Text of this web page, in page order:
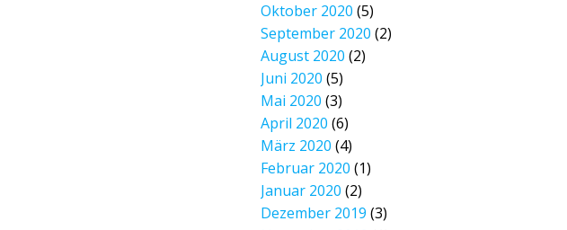
Oktober 2020 (5)
September 2020 (2)
August 2020 (2)
Juni 2020 (5)
Mai 2020 (3)
April 2020 (6)
März 2020 (4)
Februar 2020 (1)
Januar 2020 (2)
Dezember 2019 (3)